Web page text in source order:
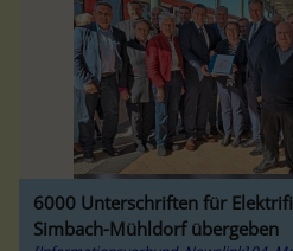
6000 Unterschriften für
Simbach-Mühldorf übergeben